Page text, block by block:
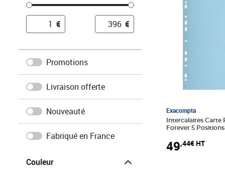
€ €
Promotions
Livraison offerte
Nouveauté
Fabriqué en France
Couleur
Exacompta
Intercalaires Carte
Forever 5 Positions
49,44€ HT